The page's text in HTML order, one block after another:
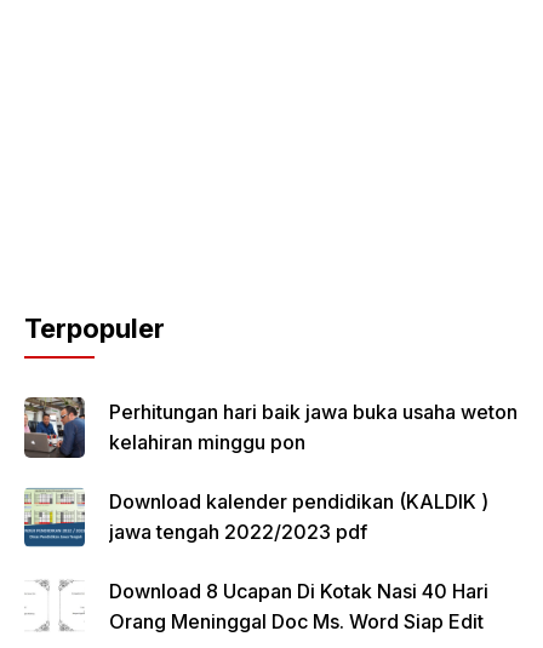
Terpopuler
Perhitungan hari baik jawa buka usaha weton
kelahiran minggu pon
Download kalender pendidikan (KALDIK )
jawa tengah 2022/2023 pdf
Download 8 Ucapan Di Kotak Nasi 40 Hari
Orang Meninggal Doc Ms. Word Siap Edit